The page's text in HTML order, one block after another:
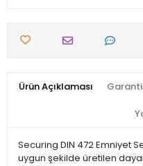
Ürün Açıklaması
Securing DIN 472 Emniyet
uygun şekilde üretilen